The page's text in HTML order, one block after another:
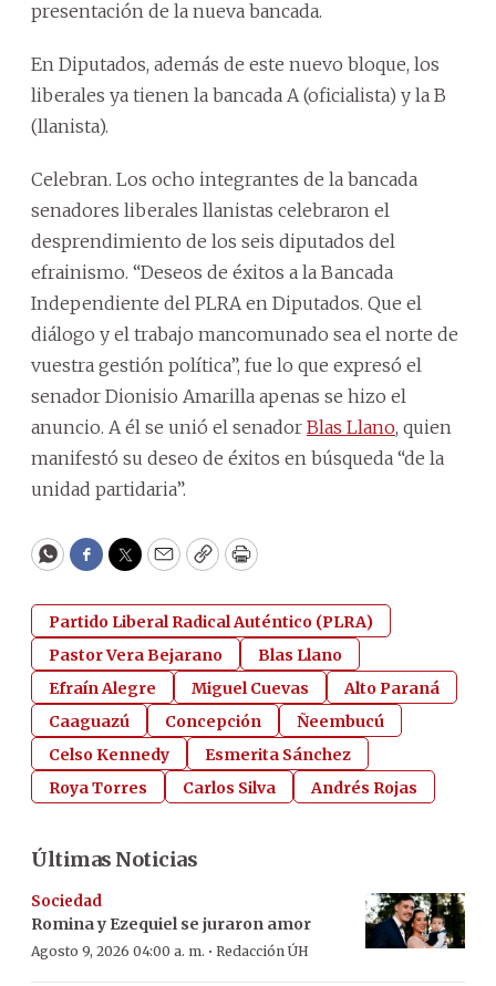
presentación de la nueva bancada.
En Diputados, además de este nuevo bloque, los
liberales ya tienen la bancada A (oficialista) y la B
(llanista).
Celebran. Los ocho integrantes de la bancada
senadores liberales llanistas celebraron el
desprendimiento de los seis diputados del
efrainismo. “Deseos de éxitos a la Bancada
Independiente del PLRA en Diputados. Que el
diálogo y el trabajo mancomunado sea el norte de
vuestra gestión política”, fue lo que expresó el
senador Dionisio Amarilla apenas se hizo el
anuncio. A él se unió el senador Blas Llano, quien
manifestó su deseo de éxitos en búsqueda “de la
unidad partidaria”.
WhatsApp
Facebook
Twitter
EmailCopyPrint
Partido Liberal Radical Auténtico (PLRA)
Pastor Vera Bejarano
Blas Llano
Efraín Alegre
Miguel Cuevas
Alto Paraná
Caaguazú
Concepción
Ñeembucú
Celso Kennedy
Esmerita Sánchez
Roya Torres
Carlos Silva Andrés Rojas
Últimas Noticias
Sociedad
Romina y Ezequiel se juraron amor
Agosto 9, 2026 04:00 a. m. · Redacción ÚH